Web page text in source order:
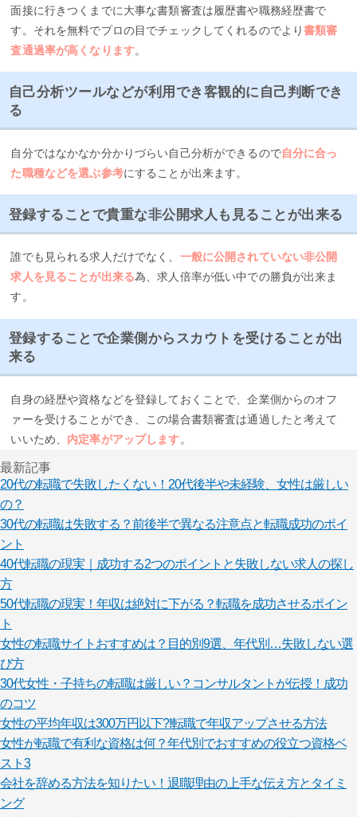
面接に行きつくまでに大事な書類審査は履歴書や職務経歴書で
す。それを無料でプロの目でチェックしてくれるのでより書類審
査通過率が高くなります。
自己分析ツールなどが利用でき客観的に自己判断でき
る
自分ではなかなか分かりづらい自己分析ができるので自分に合っ
た職種などを選ぶ参考にすることが出来ます。
登録することで貴重な非公開求人も見ることが出来る
誰でも見られる求人だけでなく、 一般に公開されていない非公開
求人を見ることが出来る為、求人倍率が低い中での勝負が出来ま
す。
登録することで企業側からスカウトを受けることが出
来る
自身の経歴や資格などを登録しておくことで、企業側からのオフ
ァーを受けることができ、この場合書類審査は通過したと考えて
いいため、 内定率がアップします。
最新記事
20代の転職で失敗したくない！20代後半や未経験、女性は厳しい
の？
30代の転職は失敗する？前後半で異なる注意点と転職成功のポイ
ント
40代転職の現実｜成功する2つのポイントと失敗しない求人の探し
方
50代転職の現実！年収は絶対に下がる？転職を成功させるポイン
ト
女性の転職サイトおすすめは？目的別9選、年代別…失敗しない選
び方
30代女性・子持ちの転職は厳しい？コンサルタントが伝授！成功
のコツ
女性の平均年収は300万円以下?!転職で年収アップさせる方法
女性が転職で有利な資格は何？年代別でおすすめの役立つ資格ベ
スト3
会社を辞める方法を知りたい！退職理由の上手な伝え方とタイミ
ング